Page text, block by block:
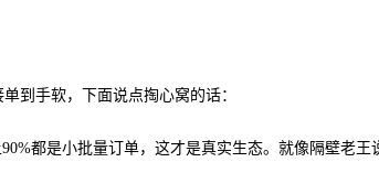
到手软，下面说点掏心窝的话：
都是小批量订单，这才是真实生态。就像隔壁老王